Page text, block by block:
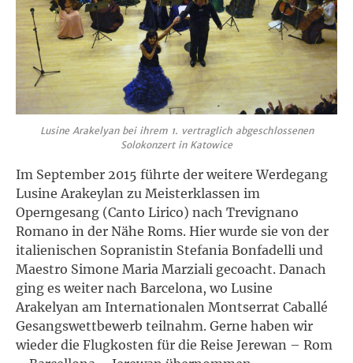
Lusine Arakelyan bei ihrem 1. vertraglich abgeschlossenen
Solokonzert in Katowice
Im September 2015 führte der weitere Werdegang
Lusine Arakeylan zu Meisterklassen im
Operngesang (Canto Lirico) nach Trevignano
Romano in der Nähe Roms. Hier wurde sie von der
italienischen Sopranistin Stefania Bonfadelli und
Maestro Simone Maria Marziali gecoacht. Danach
ging es weiter nach Barcelona, wo Lusine
Arakelyan am Internationalen Montserrat Caballé
Gesangswettbewerb teilnahm. Gerne haben wir
wieder die Flugkosten für die Reise Jerewan – Rom